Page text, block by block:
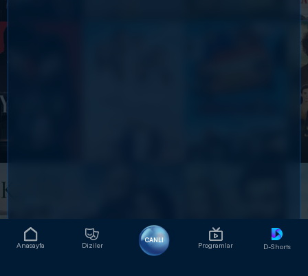
Anasayfa Diziler
CANLI
Programlar D-Shorts